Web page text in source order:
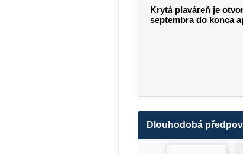
Krytá plaváreň je
septembra do konca
Dlouhodobá